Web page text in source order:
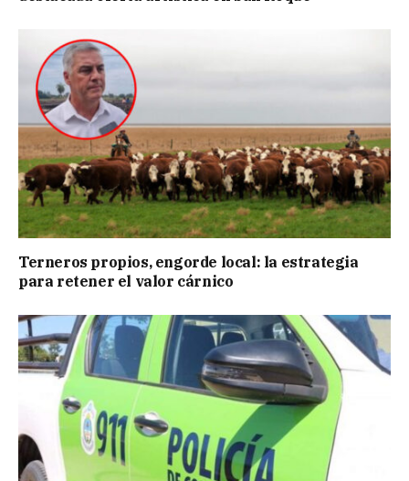
Terneros propios, engorde local: la estrategia
para retener el valor cárnico